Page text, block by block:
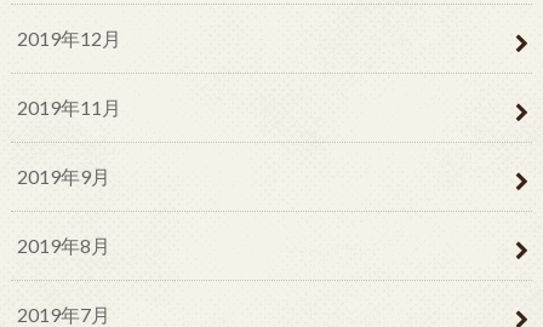
2019年12月
2019年11月
2019年9月
2019年8月
2019年7月